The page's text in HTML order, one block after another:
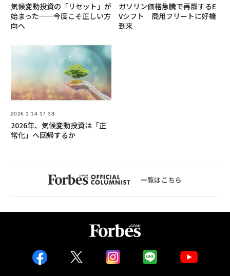
気候変動投資の「リセット」が
始まった──今度こそ正しい方
向へ
ガソリン価格急騰で再燃するE
Vシフト 商用フリートに好機
到来
2026.1.14 17:33
2026年、気候変動投資は「正
常化」へ回帰するか
一覧はこちら